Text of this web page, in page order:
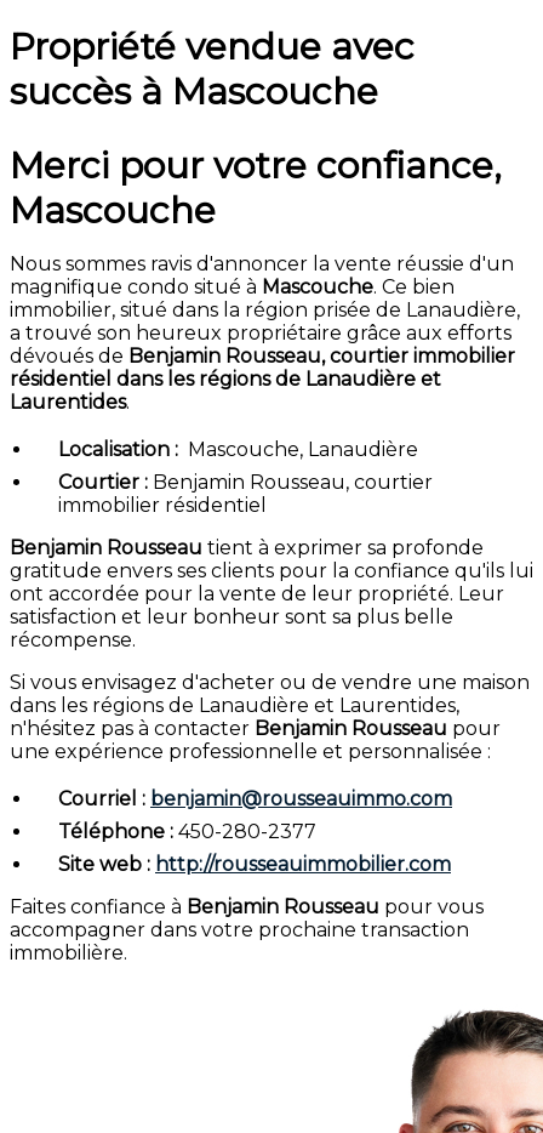
Propriété vendue avec
succès à Mascouche
Merci pour votre confiance,
Mascouche
Nous sommes ravis d'annoncer la vente réussie d'un
magnifique condo situé à Mascouche. Ce bien
immobilier, situé dans la région prisée de Lanaudière,
a trouvé son heureux propriétaire grâce aux efforts
dévoués de Benjamin Rousseau, courtier immobilier
résidentiel dans les régions de Lanaudière et
Laurentides.
Localisation : Mascouche, Lanaudière
Courtier : Benjamin Rousseau, courtier
immobilier résidentiel
Benjamin Rousseau tient à exprimer sa profonde
gratitude envers ses clients pour la confiance qu'ils lui
ont accordée pour la vente de leur propriété. Leur
satisfaction et leur bonheur sont sa plus belle
récompense.
Si vous envisagez d'acheter ou de vendre une maison
dans les régions de Lanaudière et Laurentides,
n'hésitez pas à contacter Benjamin Rousseau pour
une expérience professionnelle et personnalisée :
Courriel : benjamin@rousseauimmo.com
Téléphone : 450-280-2377
Site web : http://rousseauimmobilier.com
Faites confiance à Benjamin Rousseau pour vous
accompagner dans votre prochaine transaction
immobilière.